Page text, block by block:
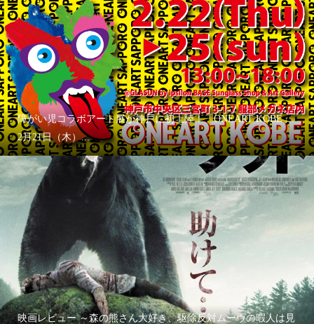
障がい児コラボアート展が神戸に初上陸！「ONEART KOBE」
2月21日（木）...
映画レビュー ～森の熊さん大好き、駆除反対ムーヴの暇人は見